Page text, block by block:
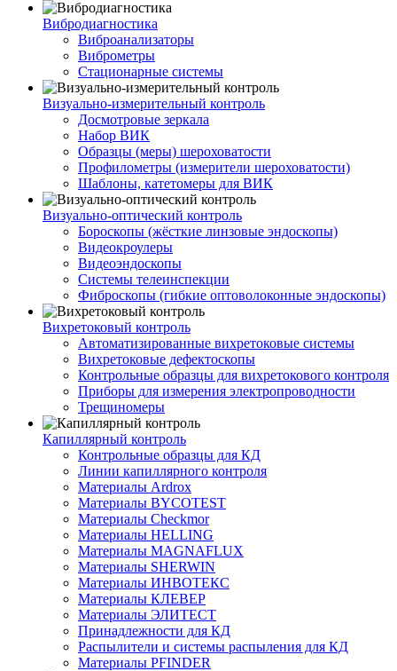
Вибродиагностика
Виброанализаторы
Виброметры
Стационарные системы
Визуально-измерительный контроль
Досмотровые зеркала
Набор ВИК
Образцы (меры) шероховатости
Профилометры (измерители шероховатости)
Шаблоны, катетомеры для ВИК
Визуально-оптический контроль
Бороскопы (жёсткие линзовые эндоскопы)
Видеокроулеры
Видеоэндоскопы
Системы телеинспекции
Фиброскопы (гибкие оптоволоконные эндоскопы)
Вихретоковый контроль
Автоматизированные вихретоковые системы
Вихретоковые дефектоскопы
Контрольные образцы для вихретокового контроля
Приборы для измерения электропроводности
Трещиномеры
Капиллярный контроль
Контрольные образцы для КД
Линии капиллярного контроля
Материалы Ardrox
Материалы BYCOTEST
Материалы Checkmor
Материалы HELLING
Материалы MAGNAFLUX
Материалы SHERWIN
Материалы ИНВОТЕКС
Материалы КЛЕВЕР
Материалы ЭЛИТЕСТ
Принадлежности для КД
Распылители и системы распыления для КД
Материалы PFINDER